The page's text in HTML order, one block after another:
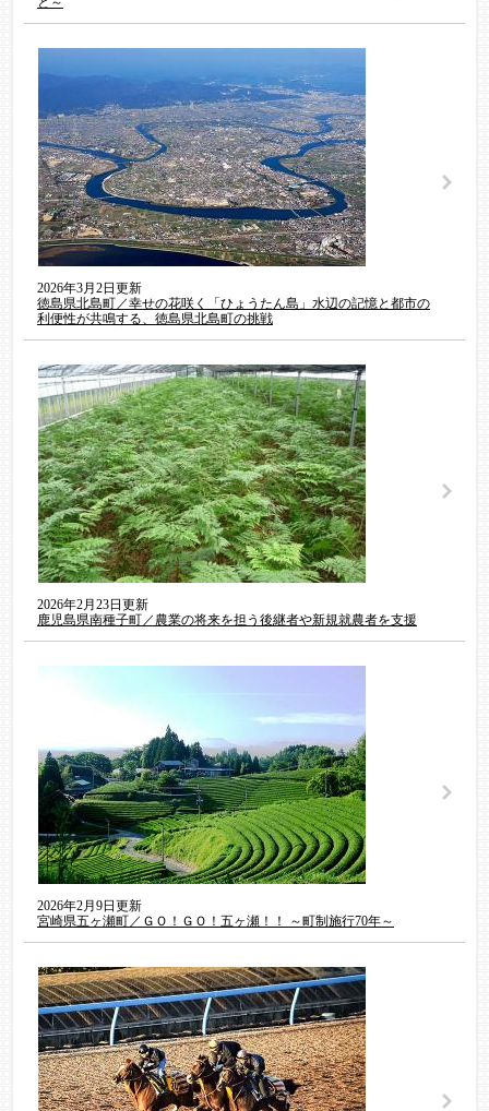
2026年3月2日更新
徳島県北島町／幸せの花咲く「ひょうたん島」水辺の記憶と都市の
利便性が共鳴する、徳島県北島町の挑戦
2026年2月23日更新
鹿児島県南種子町／農業の将来を担う後継者や新規就農者を支援
2026年2月9日更新
宮崎県五ヶ瀬町／ＧＯ！ＧＯ！五ヶ瀬！！ ～町制施行70年～